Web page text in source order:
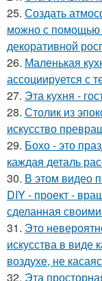
25. Создать
можно с помощью
декоративной
26. Маленькая
ассоциируется с
27. Эта кухня -
28. Столик из
искусство
29. Бохо - это
каждая деталь
30. В этом видео
DIY - проект -
сделанная
31. Это
искусства в виде
воздухе, не
32. Эта